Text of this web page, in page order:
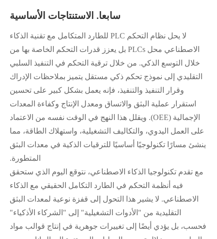
سابعا. الاستنتاجات الأساسية
لا يحل نظام التحكم PLC للطارد المتكامل مع تقنية الذكاء
الاصطناعي محل PLCs بل يعزز قدرات التحكم الخاصة بها من
خلال التوسع الذكي. من خلال ترقية التحكم في التنفيذ السلبي
التقليدي إلى نموذج تحكم ذكي مستقل يتميز بملاحظات الإدراك
وقرار التنفيذ والتنفيذ، فإنه يعمل بشكل كبير على تحسين
استقرار عملية البثق والاتساق ومعدل الإنتاج وكفاءة المعدات
الإجمالية (OEE). ويقلل هذا النهج في الوقت نفسه من الاعتماد
على العمل اليدوي، والتكاليف التشغيلية، واستهلاك الطاقة، مما
ينشئ مسارًا تكنولوجيًا أساسيًا للترقيات الذكية في معدات البثق
المتطورة.
مع تقدم تكنولوجيا الذكاء الاصطناعي، نتوقع اليوم الذي ستحقق
فيه أنظمة التحكم في الطارد التكامل الحقيقي مع الذكاء
الاصطناعي. لا يشير هذا التحول إلى قفزة نوعية لمعدات البثق
التقليدية من "الأدوات التشغيلية" إلى "الشركاء الأذكياء"
فحسب، بل يؤدي أيضًا إلى تغييرات جوهرية في إنتاج قوالب مواد